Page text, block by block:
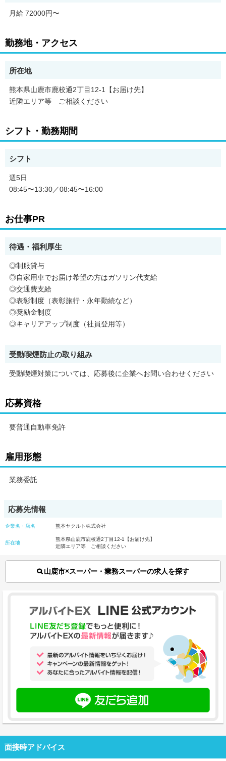
月給 72000円〜
勤務地・アクセス
所在地
熊本県山鹿市鹿校通2丁目12-1【お届け先】
近隣エリア等 ご相談ください
シフト・勤務期間
シフト
週5日
08:45〜13:30／08:45〜16:00
お仕事PR
待遇・福利厚生
◎制服貸与
◎自家用車でお届け希望の方はガソリン代支給
◎交通費支給
◎表彰制度（表彰旅行・永年勤続など）
◎奨励金制度
◎キャリアアップ制度（社員登用等）
受動喫煙防止の取り組み
受動喫煙対策については、応募後に企業へお問い合わせください
応募資格
要普通自動車免許
雇用形態
業務委託
応募先情報
企業名・店名 熊本ヤクルト株式会社
所在地
熊本県山鹿市鹿校通2丁目12-1【お届け先】
近隣エリア等 ご相談ください
山鹿市×スーパー・業務スーパーの求人を探す
面接時アドバイス